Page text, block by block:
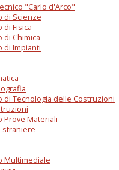
"Carlo d'Arco"
di Scienze
di Fisica
di Chimica
di Impianti
di Tecnologia delle Costruzioni
Prove Materiali
straniere
Multimediale